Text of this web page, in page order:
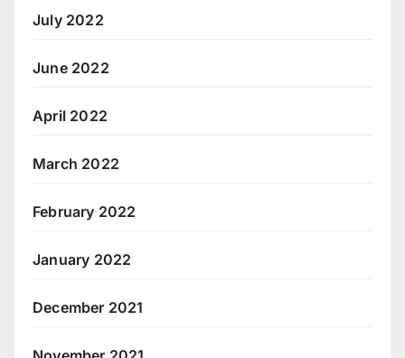
July 2022
June 2022
April 2022
March 2022
February 2022
January 2022
December 2021